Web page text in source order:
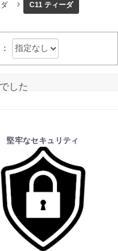
C11 ティーダ
：
した
堅牢なセキュリティ